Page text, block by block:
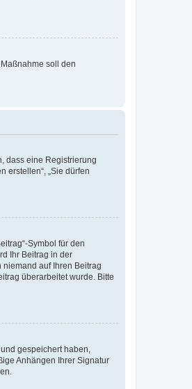
soll den
dass eine Registrierung
erstellen“, „Sie dürfen
Symbol für den
Ihr Beitrag in der
auf Ihren Beitrag
überarbeitet wurde. Bitte
gespeichert haben,
Anhängen Ihrer Signatur